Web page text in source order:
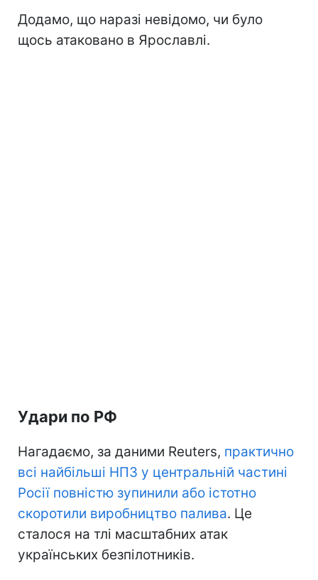
Додамо, що наразі невідомо, чи було
щось атаковано в Ярославлі.
Удари по РФ
Нагадаємо, за даними Reuters, практично
всі найбільші НПЗ у центральній частині
Росії повністю зупинили або істотно
скоротили виробництво палива. Це
сталося на тлі масштабних атак
українських безпілотників.